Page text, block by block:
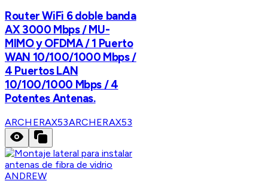
Router WiFi 6 doble banda
AX 3000 Mbps / MU-
MIMO y OFDMA / 1 Puerto
WAN 10/100/1000 Mbps /
4 Puertos LAN
10/100/1000 Mbps / 4
Potentes Antenas.
ARCHERAX53ARCHERAX53